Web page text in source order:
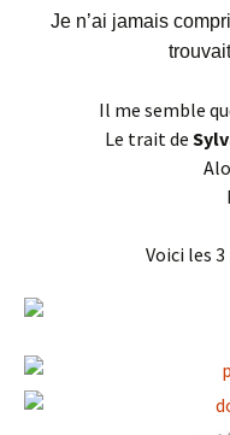
Je n’ai jamais
Il me semble
Le trait de
Voici les